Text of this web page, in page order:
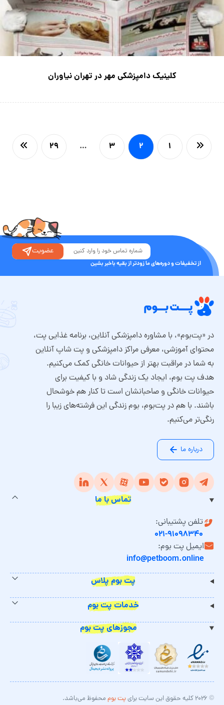
کلینیک دامپزشکی مهر در تهران نیاوران
۱ ۲ ۳ … ۲۹
از تخفیفات و دوره‌های ما زودتر از بقیه باخبر بشین
عضویت
در «پت‌بوم»، با مشاوره دامپزشکی آنلاین، برنامه غذایی پت،
محتوای آموزشی، معرفی مراکز دامپزشکی و پت شاپ آنلاین
به شما در مراقبت بهتر از حیوانات خانگی کمک می‌کنیم.
هدف پت بوم، ایجاد یک زندگی شاد و با کیفیت برای
حیوانات خانگی و صاحبانشان است تا کنار هم خوشحال
باشند. با هم در پت‌بوم، بوم زندگی این فرشته‌های زیبا را
رنگی‌تر می‌کنیم.
درباره ما
تماس با ما
تلفن پشتیبانی:
۰۲۱-۹۱۰۹۸۳۴۰
ایمیل پت بوم:
info@petboom.online
پت بوم پلاس
خدمات پت بوم
مجوزهای پت بوم
© ۲۰۲۶ کلیه حقوق این سایت برای پت بوم محفوظ می‌باشد.